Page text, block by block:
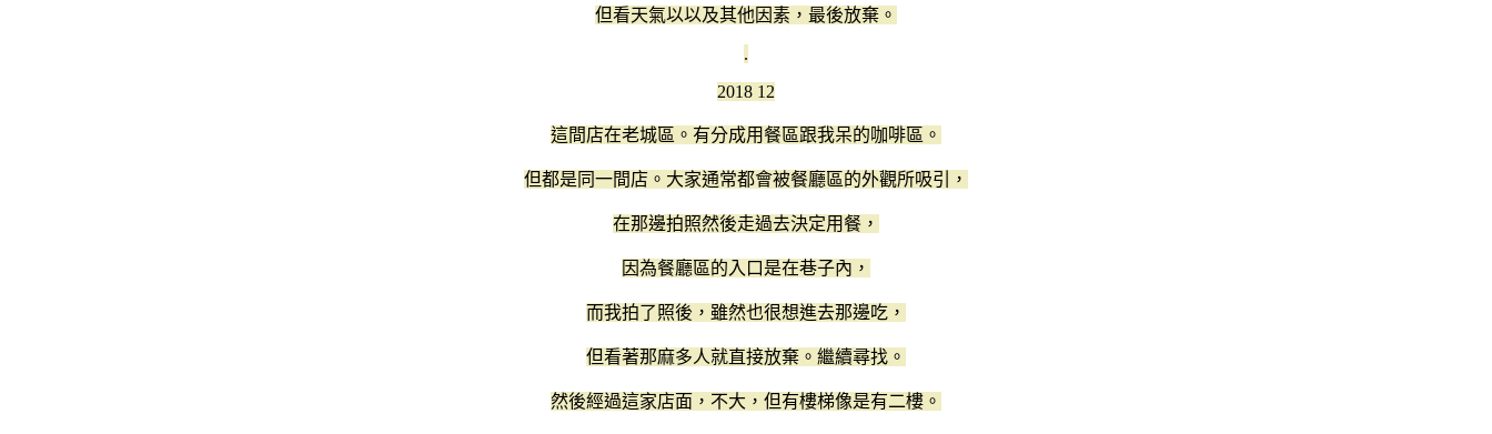
但看天氣以以及其他因素，最後放棄。
.
2018 12
這間店在老城區。有分成用餐區跟我呆的咖啡區。
但都是同一間店。大家通常都會被餐廳區的外觀所吸引，
在那邊拍照然後走過去決定用餐，
因為餐廳區的入口是在巷子內，
而我拍了照後，雖然也很想進去那邊吃，
但看著那麻多人就直接放棄。繼續尋找。
然後經過這家店面，不大，但有樓梯像是有二樓。